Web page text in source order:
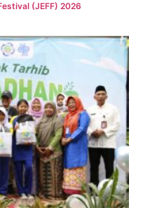
(JEFF) 2026